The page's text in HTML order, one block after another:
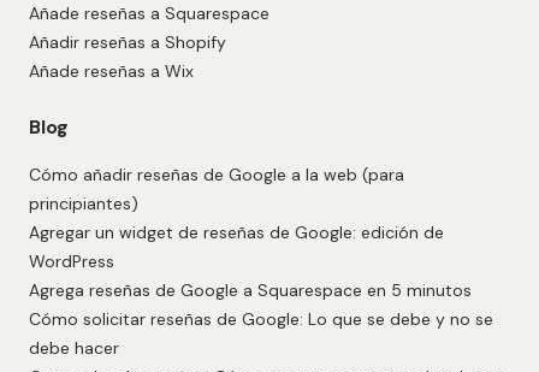
Añade reseñas a Squarespace
Añadir reseñas a Shopify
Añade reseñas a Wix
Blog
Cómo añadir reseñas de Google a la web (para
principiantes)
Agregar un widget de reseñas de Google: edición de
WordPress
Agrega reseñas de Google a Squarespace en 5 minutos
Cómo solicitar reseñas de Google: Lo que se debe y no se
debe hacer